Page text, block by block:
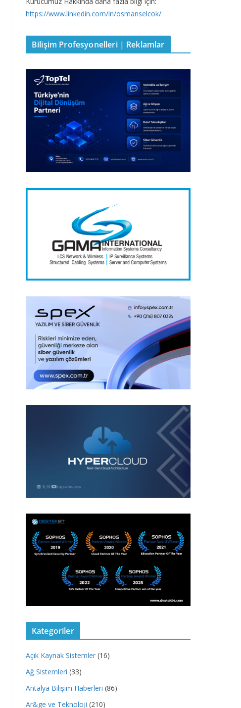
https://www.linkedin.com/in/osmanselcok/
Bilişim Profesyonelleri | Reklamlar
Kategoriler
Açık Kaynak Sistemler (16)
Ağ Sistemleri (33)
Antalya Bilişim Haberleri (86)
Ar&ge ve Teknoloji (210)